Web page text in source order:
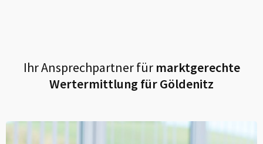
Ihr Ansprechpartner fürmarktgerechte
Wertermittlung fürGöldenitz